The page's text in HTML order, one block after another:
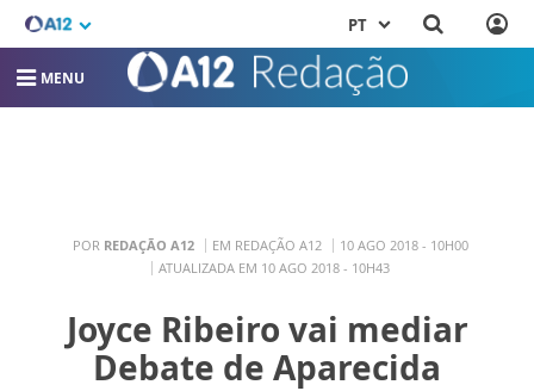
PT
MENU
POR REDAÇÃO A12 EM REDAÇÃO A12
10 AGO 2018 - 10H00
ATUALIZADA EM 10 AGO 2018 - 10H43
Joyce Ribeiro vai mediar
Debate de Aparecida